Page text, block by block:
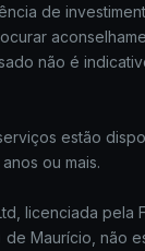
de
não é
estão
ou mais.
licenciada pela
de Maurício, não